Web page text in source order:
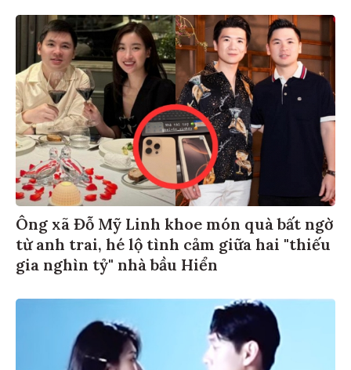
Ông xã Đỗ Mỹ Linh khoe món quà bất ngờ
từ anh trai, hé lộ tình cảm giữa hai "thiếu
gia nghìn tỷ" nhà bầu Hiển